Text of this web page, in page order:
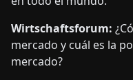
Wirtschaftsforum:
mercado y cuál es la
mercado?